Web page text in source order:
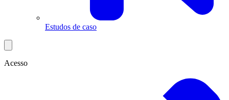
Estudos de caso
Acesso